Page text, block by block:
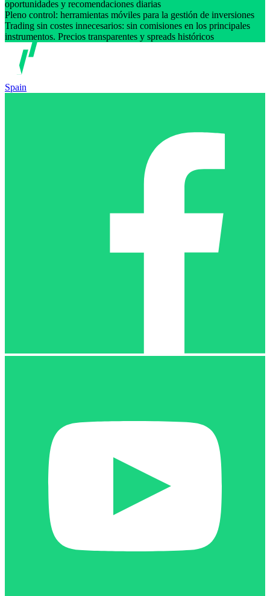
oportunidades y recomendaciones diarias
Pleno control: herramientas móviles para la gestión de inversiones
Trading sin costes innecesarios: sin comisiones en los principales
instrumentos. Precios transparentes y spreads históricos
Spain